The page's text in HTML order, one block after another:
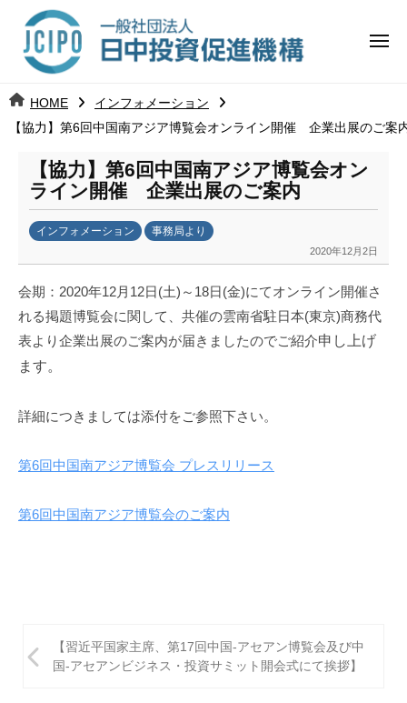
ツ 日
中
投
資
進
機
構
j
c
メ
HOME
インフォメーション
【協力】第6回中国南アジア博覧会オンライン開催 企業出展のご案
【協力】第6回中国南アジア博覧会オン
ライン開催 企業出展のご案内
インフォメーション 事務局より
2020年12月2日
k
a
n
a
会期：2020年12月12日(土)～18日(金)にてオンライン開催さ
れる掲題博覧会に関して、共催の雲南省駐日本(東京)商務代
表より企業出展のご案内が届きましたのでご紹介申し上げ
ます。
詳細につきましては添付をご参照下さい。
第6回中国南アジア博覧会 プレスリリース
第6回中国南アジア博覧会のご案内
稿
【習近平国家主席、第17回中国-アセアン博覧会及び中
国-アセアンビジネス・投資サミット開会式にて挨拶】
日
中
資
進
機
構